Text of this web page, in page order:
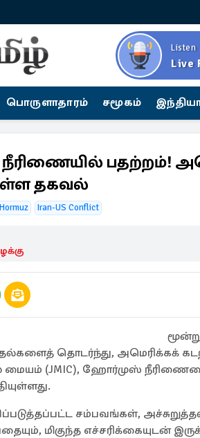
Listen
Live
பொருளாதாரம் சமூகம்
பதற்றம்!
தகவல்
Iran-US Conflict
தொடர்ந்து, அமெரிக்கக்
மையம் (JMIC), ஹோர்முஸ்
சம்பவங்கள்,
மிகுந்த எச்சரிக்கையுடன்